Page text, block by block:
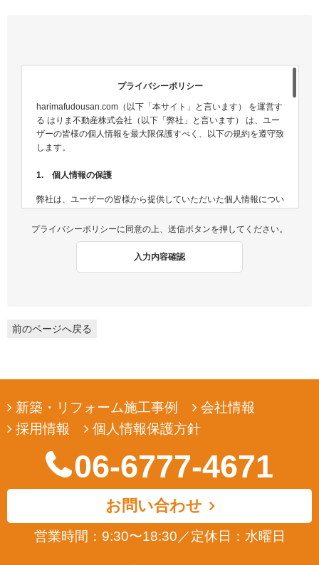
プライバシーポリシー
harimafudousan.com（以下「本サイト」と言います） を運営す
る はりま不動産株式会社（以下「弊社」と言います） は、ユー
ザーの皆様の個人情報を最大限保護すべく、以下の規約を遵守致
します。
1. 個人情報の保護
弊社は、ユーザーの皆様から提供していただいた個人情報につい
ないよう、個人情報の適切な管理及び保護に努めます。
3. 個人情報の利用
4. 個人情報の開示
弊社は、ユーザーの皆様から提供していただいた個人情報を、正
当な理由のある場合を除き、その同意なくして第三者に開示若し
くは提供することはありません。また、その場合においても、正
当な理由がない限り、個人情報が第三者から更に開示、提供若し
くは漏洩されることのないよう努めます。
弊社は、ユーザーの皆様が提供された個人情報の確認、訂正など
プライバシーポリシーに同意の上、送信ボタンを押してください。
入力内容確認
前のページへ戻る
新築・リフォーム施工事例
会社情報
採用情報
個人情報保護方針
06-6777-4671
お問い合わせ
営業時間：9:30〜18:30 ／定休日：水曜日